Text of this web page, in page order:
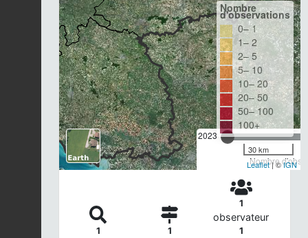
2023
Nombre
Nombre
d'observations
0– 1
1– 2
2– 5
5– 10
10– 20
20– 50
50– 100
100+
30 km
Leaflet| ©IGN
1 1
1
observateur
1